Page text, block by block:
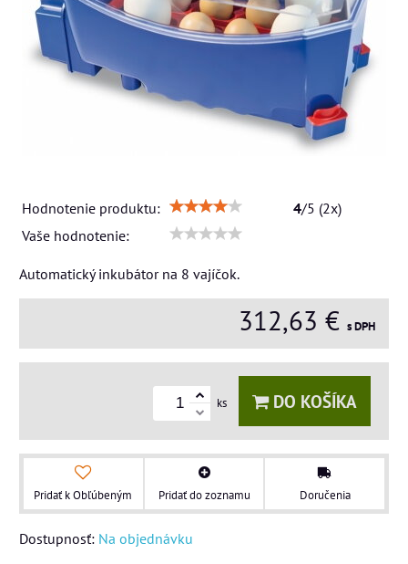
Hodnotenie produktu: 4/5 (2x)
Vaše hodnotenie:
Automatický inkubátor na 8 vajíčok.
312,63 € s DPH
ks DO KOŠÍKA
Pridať k Obľúbeným Pridať do zoznamu Doručenia
Dostupnosť: Na objednávku